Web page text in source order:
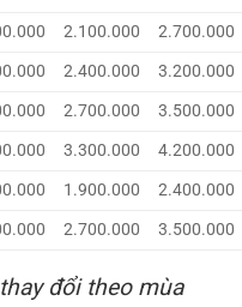
2.100.000
2.700.000
2.400.000
3.200.000
2.700.000
3.500.000
3.300.000
4.200.000
1.900.000
2.400.000
2.700.000 3.500.000
đổi theo mùa